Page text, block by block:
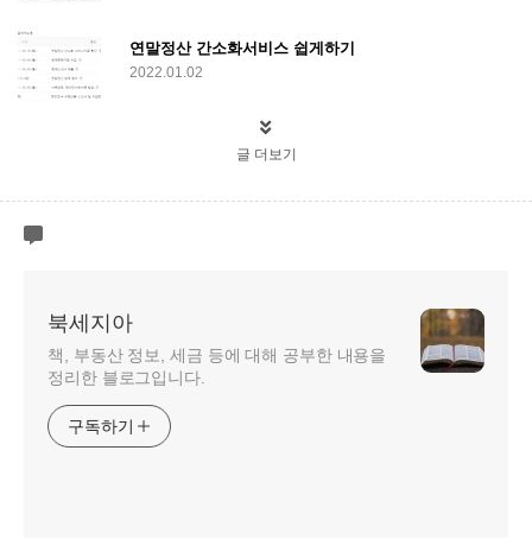
연말정산 간소화서비스 쉽게하기
2022.01.02
글 더보기
북세지아
책, 부동산 정보, 세금 등에 대해 공부한 내용을
정리한 블로그입니다.
구독하기